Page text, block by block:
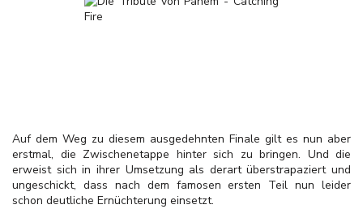
Auf dem Weg zu diesem ausgedehnten Finale gilt es nun aber
erstmal, die Zwischenetappe hinter sich zu bringen. Und die
erweist sich in ihrer Umsetzung als derart überstrapaziert und
ungeschickt, dass nach dem famosen ersten Teil nun leider
schon deutliche Ernüchterung einsetzt.